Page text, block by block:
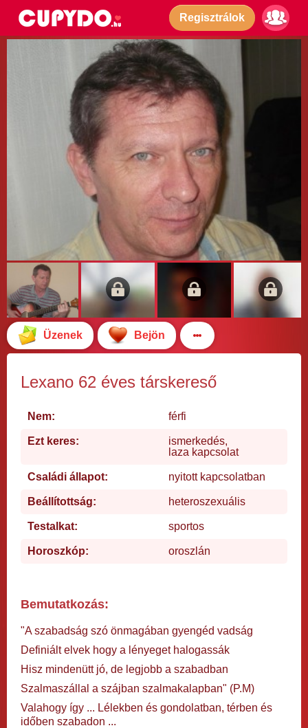
Regisztrálok
Üzenek Bejön
Lexano 62 éves társkereső
Nem: férfi
Ezt keres:
ismerkedés,
laza kapcsolat
Családi állapot: nyitott kapcsolatban
Beállítottság: heteroszexuális
Testalkat: sportos
Horoszkóp: oroszlán
Bemutatkozás:
"A szabadság szó önmagában gyengéd vadság
Definiált elvek hogy a lényeget halogassák
Hisz mindenütt jó, de legjobb a szabadban
Szalmaszállal a szájban szalmakalapban" (P.M)
Valahogy így ... Lélekben és gondolatban, térben és
időben szabadon ...